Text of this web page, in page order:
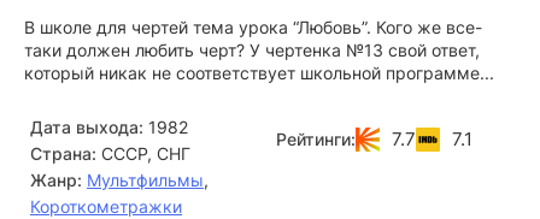
В школе для чертей тема урока “Любовь”. Кого же все-
таки должен любить черт? У чертенка №13 свой ответ,
который никак не соответствует школьной программе...
Дата выхода: 1982
Страна: СССР, СНГ
Жанр: Мультфильмы,
Короткометражки
Рейтинги: 7.7 7.1